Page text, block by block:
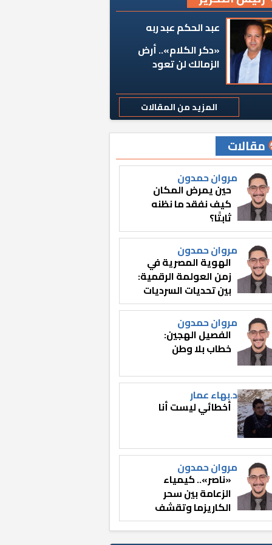
عبد الحكم عبد ربه
«دكر الكلام».. أرض
الزمالك لن تعود
المزيد من المقالات
مقالات
مروان حمدون
حين يمرض المكان
كيف نفقد ما نظنه
ثابتًا؟
مروان حمدون
الهوية المصرية في
زمن العولمة الرقمية:
بين تحديات السرديات
وصناعة الوعي
مروان حمدون
الفصيل الهجين:
خطاب بلا وطن
د.بهاء عمار
أخطائي ليست أنا
مروان حمدون
«ناصر».. كيمياء
الزعامة بين سحر
الكاريزما وتقشف
الثائر